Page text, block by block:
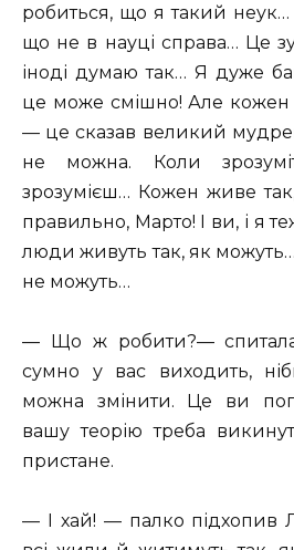
робиться, що я такий
що не в науці справа… Це
іноді думаю так… Я дуже
це може смішно! Але кожен
— це сказав великий
не можна. Коли
зрозумієш… Кожен живе
правильно, Марто! І ви, і я
люди живуть так, як
не можуть…
— Що ж робити?—
сумно у вас виходить,
можна змінити. Це ви
вашу теорію треба
пристане.
— І хай! — палко підхопив